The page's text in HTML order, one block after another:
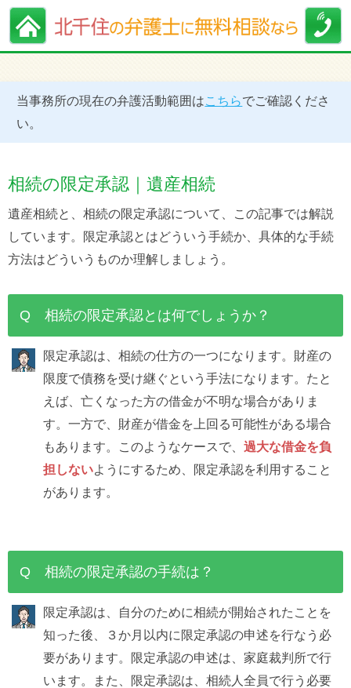
当事務所の現在の弁護活動範囲はこちらでご確認くださ
い。
相続の限定承認｜遺産相続
遺産相続と、相続の限定承認について、この記事では解説
しています。限定承認とはどういう手続か、具体的な手続
方法はどういうものか理解しましょう。
Q 相続の限定承認とは何でしょうか？
限定承認は、相続の仕方の一つになります。財産の
限度で債務を受け継ぐという手法になります。たと
えば、亡くなった方の借金が不明な場合がありま
す。一方で、財産が借金を上回る可能性がある場合
もあります。このようなケースで、 過大な借金を負
担しないようにするため、限定承認を利用すること
があります。
Q 相続の限定承認の手続は？
限定承認は、自分のために相続が開始されたことを
知った後、３か月以内に限定承認の申述を行なう必
要があります。限定承認の申述は、家庭裁判所で行
います。また、限定承認は、相続人全員で行う必要